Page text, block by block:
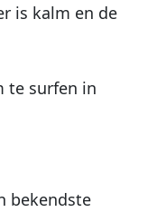
is kalm en de
te surfen in
bekendste